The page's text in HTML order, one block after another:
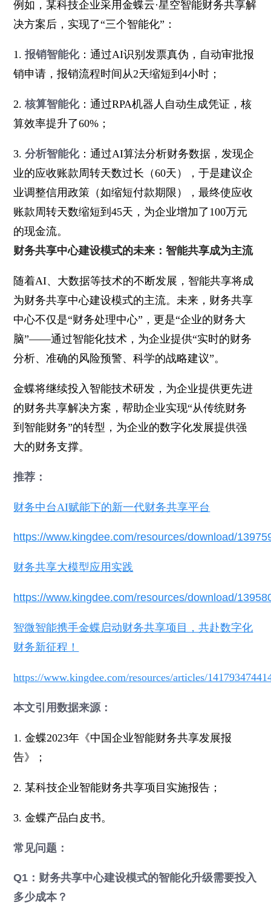
例如，某科技企业采用金蝶云·星空智能财务共享解
决方案后，实现了“三个智能化”：
1.报销智能化：通过AI识别发票真伪，自动审批报
销申请，报销流程时间从2天缩短到4小时；
2.核算智能化：通过RPA机器人自动生成凭证，核
算效率提升了60%；
3.分析智能化：通过AI算法分析财务数据，发现企
业的应收账款周转天数过长（60天），于是建议企
业调整信用政策（如缩短付款期限），最终使应收
账款周转天数缩短到45天，为企业增加了100万元
的现金流。
财务共享中心建设模式的未来：智能共享成为主流
随着AI、大数据等技术的不断发展，智能共享将成
为财务共享中心建设模式的主流。未来，财务共享
中心不仅是“财务处理中心”，更是“企业的财务大
脑”——通过智能化技术，为企业提供“实时的财务
分析、准确的风险预警、科学的战略建议”。
金蝶将继续投入智能技术研发，为企业提供更先进
的财务共享解决方案，帮助企业实现“从传统财务
到智能财务”的转型，为企业的数字化发展提供强
大的财务支撑。
推荐：
财务中台AI赋能下的新一代财务共享平台
https://www.kingdee.com/resources/download/
财务共享大模型应用实践
https://www.kingdee.com/resources/download/
智微智能携手金蝶启动财务共享项目，共赴数字化
财务新征程！
https://www.kingdee.com/resources/articles/
本文引用数据来源：
1. 金蝶2023年《中国企业智能财务共享发展报
告》；
2. 某科技企业智能财务共享项目实施报告；
3. 金蝶产品白皮书。
常见问题：
Q1：财务共享中心建设模式的智能化升级需要投入
多少成本？